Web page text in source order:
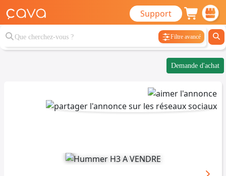
Support
Filtre avancé
Demande d'achat